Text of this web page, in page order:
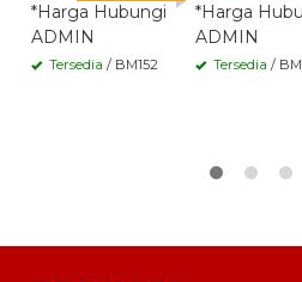
*Harga Hubungi
ADMIN
Tersedia / BM152
*Harga
ADMIN
Tersedia /